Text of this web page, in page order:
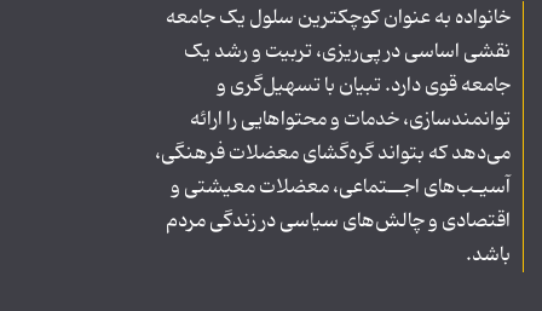
خانواده به عنوان کوچکترین سلول یک جامعه
نقشی اساسی در پی‌ریزی، تربیت و رشد یک
جامعه قوی دارد. تبیان با تسهیل‌گری و
توانمندسازی، خدمات و محتواهایی را ارائه
می‌دهد که بتواند گره‌گشای معضلات فرهنگی،
آسیـب‌های اجــتماعی، معضلات معیشتی و
اقتصادی و چالش‌های سیاسی در زندگی مردم
باشد.